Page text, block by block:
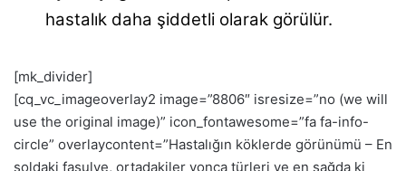
hastalık daha şiddetli olarak görülür.
[mk_divider]
[cq_vc_imageoverlay2 image=”8806″ isresize=”no (we will
use the original image)” icon_fontawesome=”fa fa-info-
circle” overlaycontent=”Hastalığın köklerde görünümü – En
soldaki fasulye, ortadakiler yonca türleri ve en sağda ki